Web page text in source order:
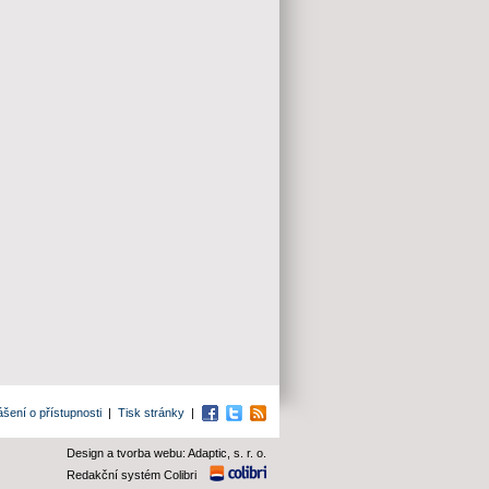
o přístupnosti | Tisk stránky | Facebook
TwitterRSS
Design a tvorba webu: Adaptic, s. r. o.
Redakční systém Colibri